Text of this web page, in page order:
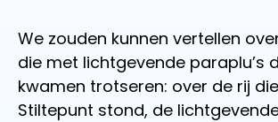
We zouden kunnen vertellen
die met lichtgevende paraplu’s
kwamen trotseren: over de rij
Stiltepunt stond, de